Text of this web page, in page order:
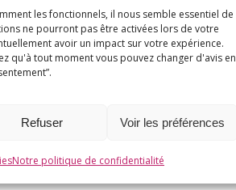
les fonctionnels, il nous semble essentiel de
ne pourront pas être activées lors de votre
avoir un impact sur votre expérience.
qu'à tout moment vous pouvez changer d'avis en
Refuser Voir les préférences
Notre politique de confidentialité